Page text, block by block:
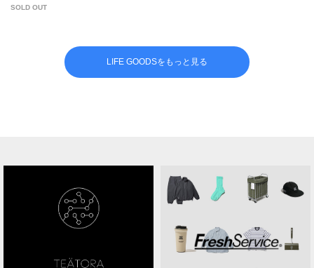
SOLD OUT
LIFE GOODSをもっと見る